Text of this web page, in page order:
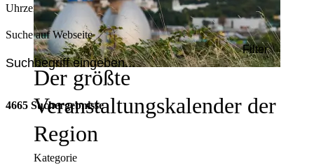
Der größte
Veranstaltungskalender der
Region
Uhrzeit, Ort oder Art der Veranstaltung auswählen. Viel Spaß!
Suche auf Webseite
Filter
4665 Suchergebnisse
Kategorie